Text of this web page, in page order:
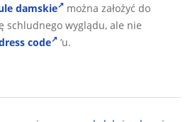
damskie
można założyć do
schludnego wyglądu, ale nie
code ’u.